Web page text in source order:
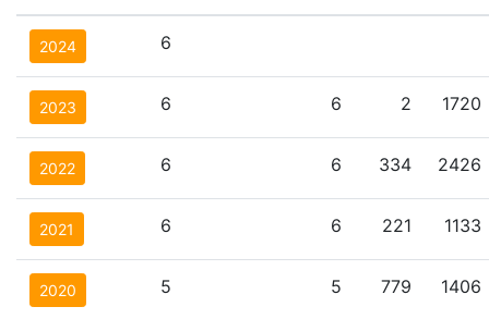
2024 6
2023 6 6 2 1720
2022 6 6 334 2426
2021 6 6 221 1133
2020 5 5 779 1406